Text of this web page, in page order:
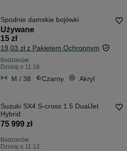
Spodnie damskie bojówki
Używane
15 zł
19,03 zł z Pakietem Ochronnym
Bodzanów
Dzisiaj o 11:18
M / 38 Czarny Akryl
Suzuki SX4 S-cross 1.5 DualJet
Hybrid
75 999 zł
Bodzanów
Dzisiaj o 11:12